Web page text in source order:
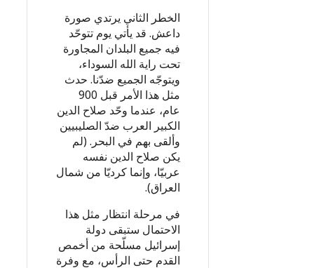
الخطر الثاني يرتدي صورة
داعش. قد يأتي يوم تتوحّد
فيه جميع البلدان المجاورة
تحت راية الله السوداء،
ويتوجّه الجميع ضدّنا. حدث
مثل هذا الأمر قبل 900
عام، عندما وحّد صلاح الدين
الكبير العرب ضدّ الصليبيين
وألقى بهم في البحر. (لم
يكن صلاح الدين نفسه
عربيّا، وإنما كرديّا من شمال
العراق).
في مرحلة انتظار مثل هذا
الاحتمال ستبقى دولة
إسرائيل مسلّحة من أخمص
القدم حتى الرأس، مع وفرة